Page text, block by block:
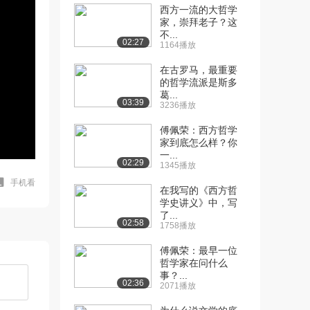
手机看
02:27
西方一流的大哲学
家，崇拜老子？这
不...
1164播放
03:39
在古罗马，最重要
的哲学流派是斯多
葛...
3236播放
02:29
傅佩荣：西方哲学
家到底怎么样？你
一...
1345播放
02:58
在我写的《西方哲
学史讲义》中，写
了...
1758播放
02:36
傅佩荣：最早一位
哲学家在问什么
事？...
2071播放